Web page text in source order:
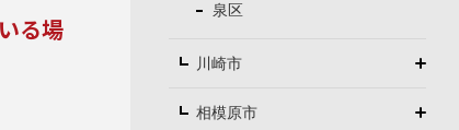
る場
泉区
川崎市
相模原市